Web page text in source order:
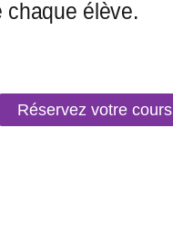
Réservez votre cours